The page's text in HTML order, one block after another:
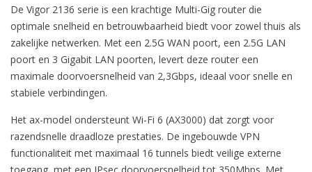
De Vigor 2136 serie is een krachtige Multi-Gig router die
optimale snelheid en betrouwbaarheid biedt voor zowel thuis als
zakelijke netwerken. Met een 2.5G WAN poort, een 2.5G LAN
poort en 3 Gigabit LAN poorten, levert deze router een
maximale doorvoersnelheid van 2,3Gbps, ideaal voor snelle en
stabiele verbindingen.
Het ax-model ondersteunt Wi-Fi 6 (AX3000) dat zorgt voor
razendsnelle draadloze prestaties. De ingebouwde VPN
functionaliteit met maximaal 16 tunnels biedt veilige externe
toegang, met een IPsec doorvoersnelheid tot 350Mbps. Met